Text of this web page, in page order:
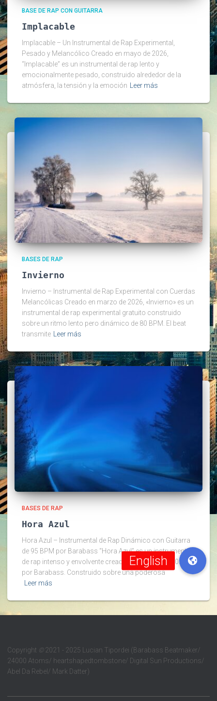
BASE DE RAP CON GUITARRA
Implacable
Implacable – Un Instrumental de Rap Experimental,
Pesado y Melancólico Creado en mayo de 2026,
“Implacable” es un instrumental de rap lento y
emocionalmente pesado, construido alrededor de la
atmósfera, la tensión y la emoción
Leer más
BASES DE RAP
Invierno
Invierno – Instrumental de Rap Experimental con Cuerdas
Melancólicas Creado en marzo de 2026, «Invierno» es un
instrumental de rap experimental gratuito construido
sobre un ritmo lento pero dinámico de 80 BPM. El beat
transmite Leer más
BASES DE RAP
Hora Azul
Hora Azul – Instrumental de Rap Dinámico con Guitarra
de 95 BPM por Barabass “Hora Azul” es un instrumental
de rap intenso y envolvente creado en octubre de 2025
por Barabass. Construido sobre una poderosa
Leer más
Copyright ©2021 - 2025 Lucian Tipordei (Barabass Beatmaker/
24000 Atoms/ heartshapedtombstone/ Digital Sun Productions/
Abel Da Rebel/ Mark Datter)